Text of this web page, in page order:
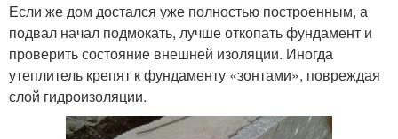
Если же дом достался уже полностью построенным, а
подвал начал подмокать, лучше откопать фундамент и
проверить состояние внешней изоляции. Иногда
утеплитель крепят к фундаменту «зонтами», повреждая
слой гидроизоляции.